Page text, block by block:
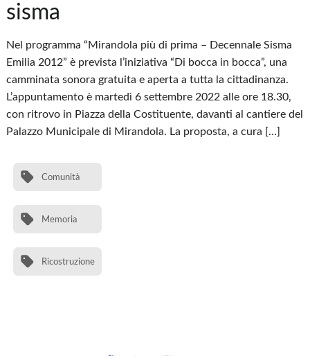
sisma
Nel programma “Mirandola più di prima – Decennale Sisma
Emilia 2012” è prevista l’iniziativa “Di bocca in bocca”, una
camminata sonora gratuita e aperta a tutta la cittadinanza.
L’appuntamento è martedì 6 settembre 2022 alle ore 18.30,
con ritrovo in Piazza della Costituente, davanti al cantiere del
Palazzo Municipale di Mirandola. La proposta, a cura […]
Comunità
Memoria
Ricostruzione